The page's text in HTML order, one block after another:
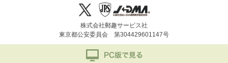
株式会社郵趣サービス社
東京都公安委員会 第304429601147号